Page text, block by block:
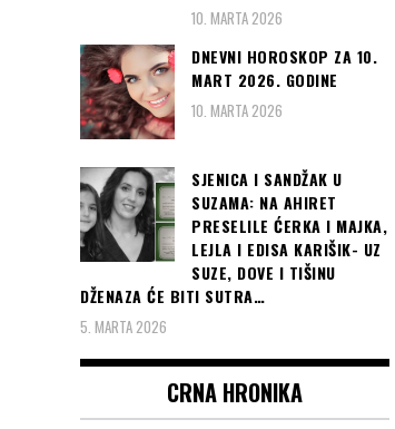
Gulijev oborio rekord
evropskih prvenstava na
Kada je hrvatske fudbalere
u Zagrebu dočekalo pola
10. MARTA 2026
DNEVNI HOROSKOP ZA 10.
MART 2026. GODINE
10. MARTA 2026
SJENICA I SANDŽAK U
SUZAMA: NA AHIRET
PRESELILE ĆERKA I MAJKA,
LEJLA I EDISA KARIŠIK- UZ
SUZE, DOVE I TIŠINU
DŽENAZA ĆE BITI SUTRA…
5. MARTA 2026
CRNA HRONIKA